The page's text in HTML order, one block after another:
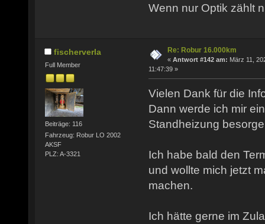
Wenn nur Optik zählt
fischerverla
Full Member
Beiträge: 116
Fahrzeug: Robur LO 2002
AKSF
PLZ: A-3321
Re: Robur 16.000km
« Antwort #142 am: März 11,
11:47:39 »
Vielen Dank für die
Dann werde ich mir
Standheizung
Ich habe bald den
und wollte mich jetzt
machen.
Ich hätte gerne im